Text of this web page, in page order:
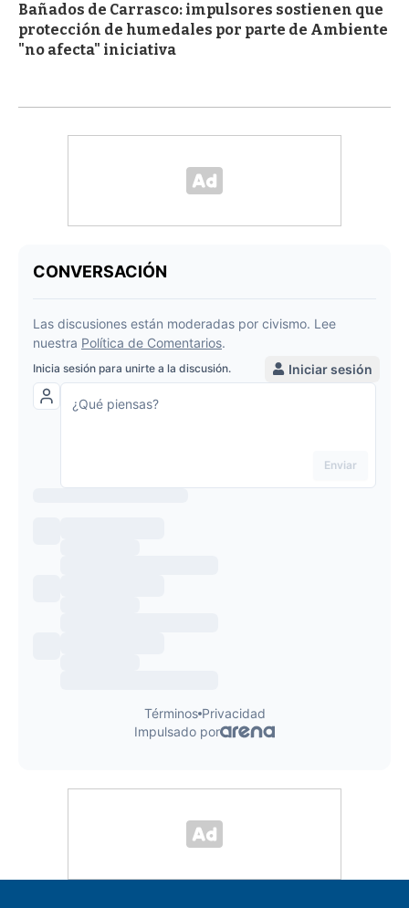
Bañados de Carrasco: impulsores sostienen que
protección de humedales por parte de Ambiente
"no afecta" iniciativa